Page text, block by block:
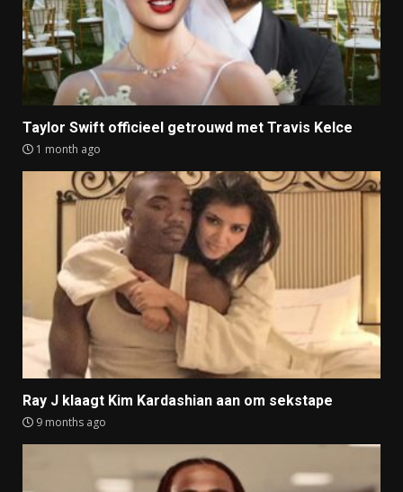
Taylor Swift officieel getrouwd met Travis Kelce
1 month ago
Ray J klaagt Kim Kardashian aan om sekstape
9 months ago